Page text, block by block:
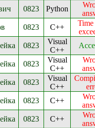
0823 Python
0823 C++
0823
Visual
C++
0823
Visual
C++
0823
Visual
C++
0823 C++
0823 C++